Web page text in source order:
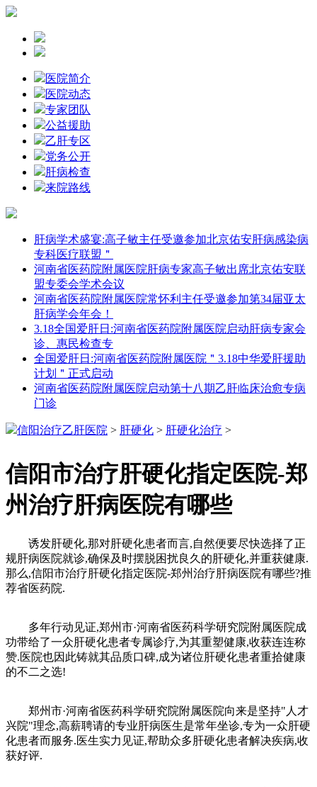
医院简介
医院动态
专家团队
公益援助
乙肝专区
党务公开
肝病检查
来院路线
肝病学术盛宴:高子敏主任受邀参加北京佑安肝病感染病
专科医疗联盟＂
河南省医药院附属医院肝病专家高子敏出席北京佑安联
盟专委会学术会议
河南省医药院附属医院常怀利主任受邀参加第34届亚太
肝病学会年会！
3.18全国爱肝日:河南省医药院附属医院启动肝病专家会
诊、惠民检查专
全国爱肝日:河南省医药院附属医院＂3.18中华爱肝援助
计划＂正式启动
河南省医药院附属医院启动第十八期乙肝临床治愈专病
门诊
信阳治疗乙肝医院 > 肝硬化 > 肝硬化治疗 >
信阳市治疗肝硬化指定医院-郑
州治疗肝病医院有哪些
诱发肝硬化,那对肝硬化患者而言,自然便要尽快选择了正
规肝病医院就诊,确保及时摆脱困扰良久的肝硬化,并重获健康.
那么,信阳市治疗肝硬化指定医院-郑州治疗肝病医院有哪些?推
荐省医药院.
多年行动见证,郑州市·河南省医药科学研究院附属医院成
功带给了一众肝硬化患者专属诊疗,为其重塑健康,收获连连称
赞.医院也因此铸就其品质口碑,成为诸位肝硬化患者重拾健康
的不二之选!
郑州市·河南省医药科学研究院附属医院向来是坚持"人才
兴院"理念,高薪聘请的专业肝病医生是常年坐诊,专为一众肝硬
化患者而服务.医生实力见证,帮助众多肝硬化患者解决疾病,收
获好评.